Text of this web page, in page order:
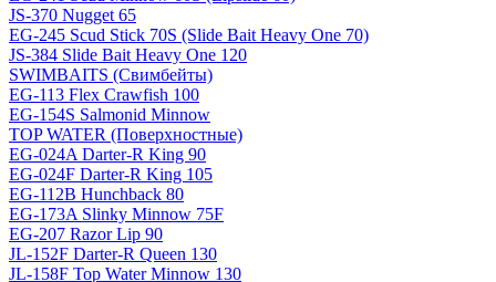
JS-370 Nugget 65
EG-245 Scud Stick 70S (Slide Bait Heavy One 70)
JS-384 Slide Bait Heavy One 120
SWIMBAITS (Свимбейты)
EG-113 Flex Crawfish 100
EG-154S Salmonid Minnow
TOP WATER (Поверхностные)
EG-024A Darter-R King 90
EG-024F Darter-R King 105
EG-112B Hunchback 80
EG-173A Slinky Minnow 75F
EG-207 Razor Lip 90
JL-152F Darter-R Queen 130
JL-158F Top Water Minnow 130